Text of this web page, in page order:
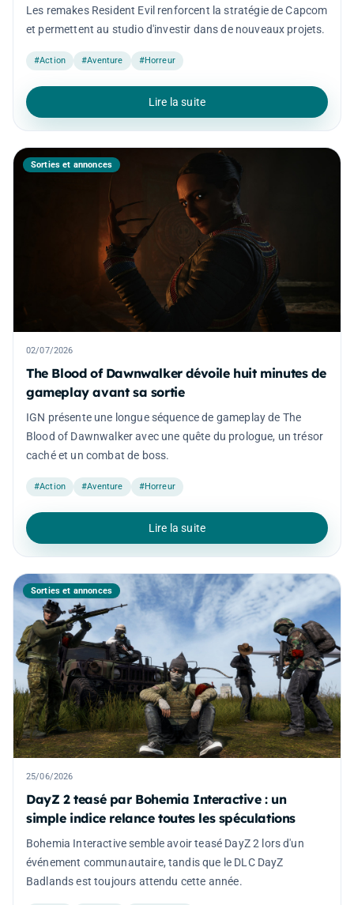
Les remakes Resident Evil renforcent la stratégie de Capcom
et permettent au studio d'investir dans de nouveaux projets.
#Action #Aventure #Horreur
Lire la suite
Sorties et annonces
02/07/2026
The Blood of Dawnwalker dévoile huit minutes de
gameplay avant sa sortie
IGN présente une longue séquence de gameplay de The
Blood of Dawnwalker avec une quête du prologue, un trésor
caché et un combat de boss.
#Action #Aventure #Horreur
Lire la suite
Sorties et annonces
25/06/2026
DayZ 2 teasé par Bohemia Interactive : un
simple indice relance toutes les spéculations
Bohemia Interactive semble avoir teasé DayZ 2 lors d'un
événement communautaire, tandis que le DLC DayZ
Badlands est toujours attendu cette année.